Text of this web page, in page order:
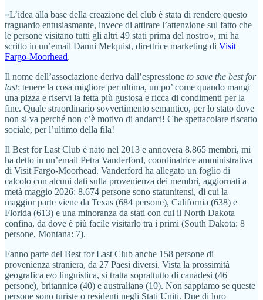
«L’idea alla base della creazione del club è stata di rendere questo
traguardo entusiasmante, invece di attirare l’attenzione sul fatto che
le persone visitano tutti gli altri 49 stati prima del nostro», mi ha
scritto in un’email Danni Melquist, direttrice marketing di Visit
Fargo-Moorhead.
Il nome dell’associazione deriva dall’espressione to save the best for
last: tenere la cosa migliore per ultima, un po’ come quando mangi
una pizza e riservi la fetta più gustosa e ricca di condimenti per la
fine. Quale straordinario sovvertimento semantico, per lo stato dove
non si va perché non c’è motivo di andarci! Che spettacolare riscatto
sociale, per l’ultimo della fila!
Il Best for Last Club è nato nel 2013 e annovera 8.865 membri, mi
ha detto in un’email Petra Vanderford, coordinatrice amministrativa
di Visit Fargo-Moorhead. Vanderford ha allegato un foglio di
calcolo con alcuni dati sulla provenienza dei membri, aggiornati a
metà maggio 2026: 8.674 persone sono statunitensi, di cui la
maggior parte viene da Texas (684 persone), California (638) e
Florida (613) e una minoranza da stati con cui il North Dakota
confina, da dove è più facile visitarlo tra i primi (South Dakota: 8
persone, Montana: 7).
Fanno parte del Best for Last Club anche 158 persone di
provenienza straniera, da 27 Paesi diversi. Vista la prossimità
geografica e/o linguistica, si tratta soprattutto di canadesi (46
persone), britannicə (40) e australianə (10). Non sappiamo se queste
persone sono turiste o residenti negli Stati Uniti. Due di loro